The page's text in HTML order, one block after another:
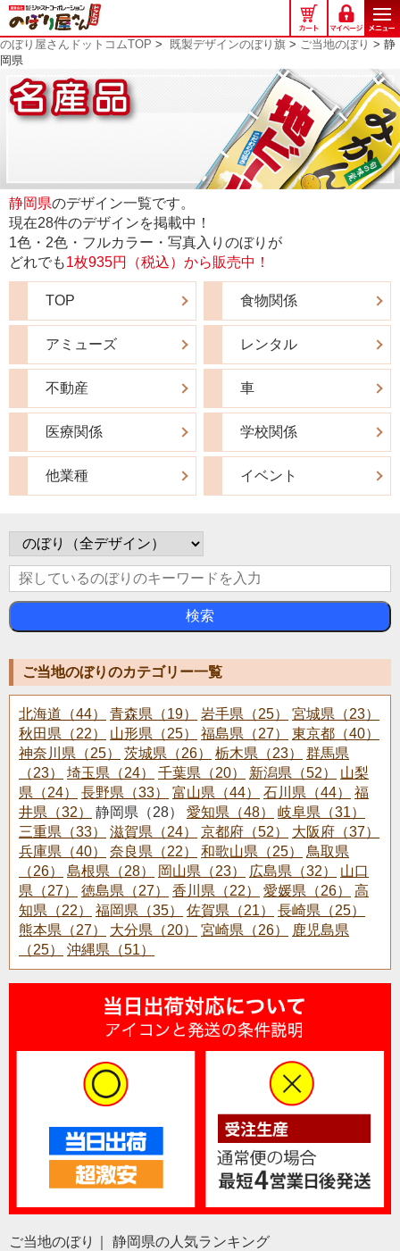
の
ぼ
り
屋
さ
ん
コ
ム
のぼり屋さんドットコムTOP > 既製デザインのぼり旗 > ご当地のぼり > 静
岡県
静岡県のデザイン一覧です。
現在28件のデザインを掲載中！
1色・2色・フルカラー・写真入りのぼりが
どれでも1枚935円（税込）から販売中！
TOP
アミューズ
不動産
医療関係
他業種
食物関係
レンタル
車
学校関係
イベント
検索
ご当地のぼりのカテゴリー一覧
北海道（44） 青森県（19） 岩手県（25）
宮城県（23）
秋田県（22）
山形県（25） 福島県（27）
東京都（40）
神奈川県（25）
茨城県（26） 栃木県（23）
群馬県
（23）
埼玉県（24） 千葉県（20） 新潟県（52）
山梨
県（24）
長野県（33） 富山県（44） 石川県（44）
福
井県（32）
静岡県（28） 愛知県（48）
岐阜県（31）
三重県（33）
滋賀県（24） 京都府（52）
大阪府（37）
兵庫県（40）
奈良県（22） 和歌山県（25）
鳥取県
（26）
島根県（28） 岡山県（23） 広島県（32）
山口
県（27）
徳島県（27） 香川県（22） 愛媛県（26）
高
知県（22）
福岡県（35） 佐賀県（21）
長崎県（25）
熊本県（27）
大分県（20） 宮崎県（26）
鹿児島県
（25）
沖縄県（51）
ご当地のぼり｜ 静岡県の人気ランキング